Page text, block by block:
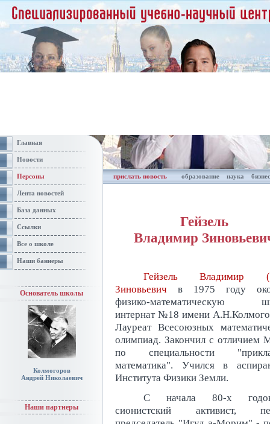
Главная
Новости
Персоны
Лента новостей
База данных
Ссылки
Все о школе
Наши баннеры
Основатель школы
Колмогоров
Андрей Николаевич
Наши партнеры
прислать новость образование наука бизнес
Гейзель
Владимир
Гейзель Владимир
Зиновьевич в 1975 году
физико-математическую
интернат №18 имени
Лауреат Всесоюзных
олимпиад. Закончил с отличием
по специальности
математика". Учился в
Института Физики Земли.
С начала 80-х
сионистский активист,